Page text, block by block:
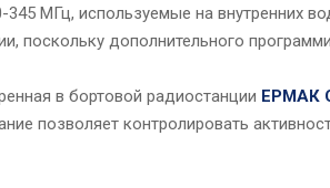
МГц, используемые на внутренних
поскольку дополнительного
в бортовой радиостанции ЕРМАК
позволяет контролировать